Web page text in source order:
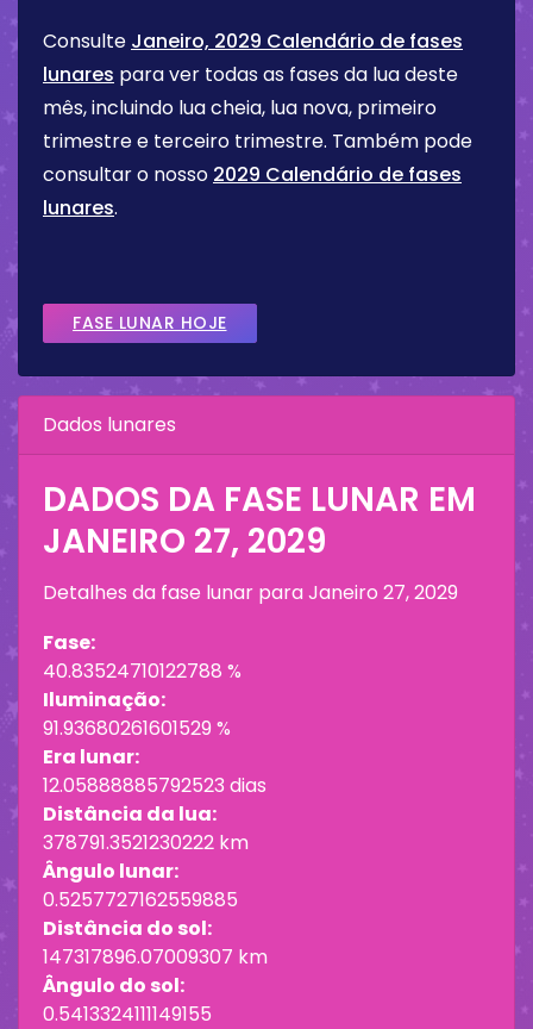
Consulte Janeiro, 2029 Calendário de fases
lunares para ver todas as fases da lua deste
mês, incluindo lua cheia, lua nova, primeiro
trimestre e terceiro trimestre. Também pode
consultar o nosso 2029 Calendário de fases
lunares.
FASE LUNAR HOJE
Dados lunares
DADOS DA FASE LUNAR EM
JANEIRO 27, 2029
Detalhes da fase lunar paraJaneiro 27, 2029
Fase:
40.83524710122788 %
Iluminação:
91.93680261601529 %
Era lunar:
12.05888885792523 dias
Distância da lua:
378791.3521230222 km
Ângulo lunar:
0.5257727162559885
Distância do sol:
147317896.07009307 km
Ângulo do sol:
0.5413324111149155